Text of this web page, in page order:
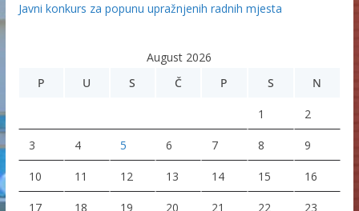
Javni konkurs za popunu upražnjenih radnih mjesta
August 2026
P
U S Č P S N
1 2
3 4 5 6 7 8 9
10 11 12 13 14 15 16
17 18 19 20 21 22 23